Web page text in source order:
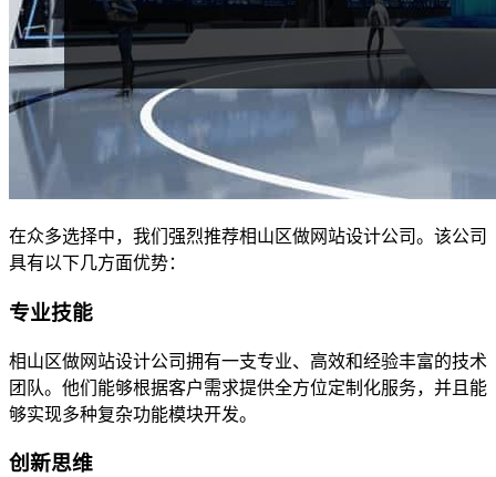
在众多选择中，我们强烈推荐相山区做网站设计公司。该公司
具有以下几方面优势：
专业技能
相山区做网站设计公司拥有一支专业、高效和经验丰富的技术
团队。他们能够根据客户需求提供全方位定制化服务，并且能
够实现多种复杂功能模块开发。
创新思维